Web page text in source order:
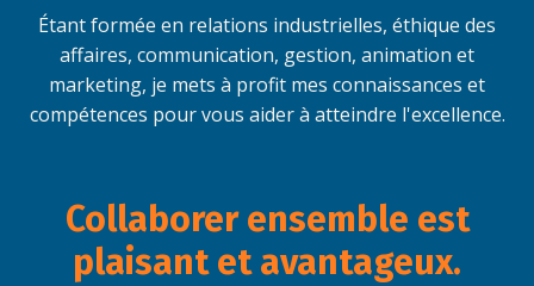
Étant formée en relations industrielles, éthique des
affaires, communication, gestion, animation et
marketing, je mets à profit mes connaissances et
compétences pour vous aiderà atteindre l'excellence.
Collaborer ensemble est
plaisant et avantageux.